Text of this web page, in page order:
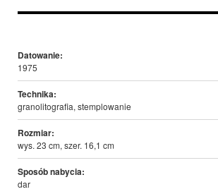
Datowanie:
1975
Technika:
granolitografia, stemplowanie
Rozmiar:
wys. 23 cm, szer. 16,1 cm
Sposób nabycia:
dar